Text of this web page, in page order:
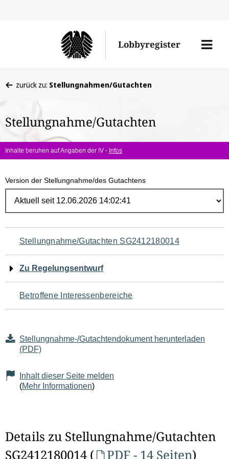
Lobbyregister
Menü
befinden
hier:
zurück zu: Stellungnahmen/Gutachten
Stellungnahme/Gutachten
Inhalte beruhen auf Angaben der IV - Infos
Version der Stellungnahme/des Gutachtens
Navigation
für
den
Seiteninhalt
Stellungnahme/Gutachten SG2412180014
Zu Regelungsentwurf
Betroffene Interessenbereiche
Stellungnahme-/Gutachtendokument herunterladen
(PDF)
Inhalt dieser Seite melden
(Mehr Informationen)
Details zu Stellungnahme/Gutachten
SG2412180014 (
PDF - 14 Seiten)